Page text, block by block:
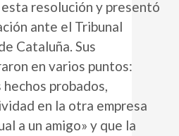
resolución y presentó
ante el Tribunal
Cataluña. Sus
en varios puntos:
probados,
en la otra empresa
a un amigo» y que la